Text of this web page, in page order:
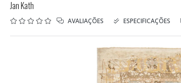
Jan Kath
AVALIAÇÕES ESPECIFICAÇÕES